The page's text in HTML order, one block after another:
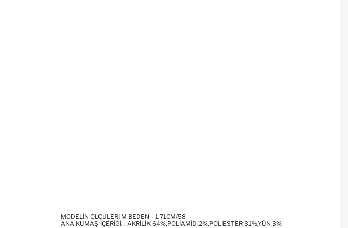
MODELIN ÖLÇÜLERI M BEDEN - 1,71CM/58
ANA KUMAŞ İÇERIĞI: : AKRILIK 64%,POLIAMID 2%,POLIESTER 31%,YÜN 3%